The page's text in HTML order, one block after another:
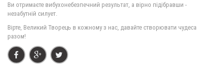
Ви отримаєте вибухонебезпечний результат, а вірно підібравши -
незабутній силует.
Вірте, Великий Творець в кожному з нас, давайте створювати чудеса
разом!